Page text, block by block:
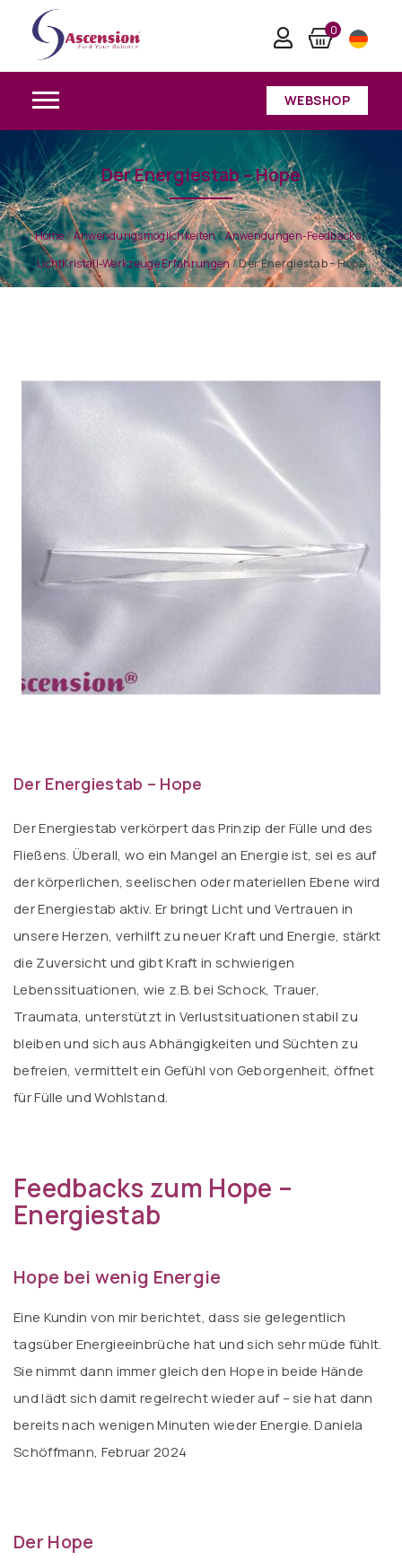
0
WEBSHOP
Der Energiestab – Hope
Home/Anwendungsmöglichkeiten/Anwendungen-Feedbacks/
LichtKristall-Werkzeuge Erfahrungen/Der Energiestab – Hope
Der Energiestab – Hope
Der Energiestab verkörpert das Prinzip der Fülle und des
Fließens. Überall, wo ein Mangel an Energie ist, sei es auf
der körperlichen, seelischen oder materiellen Ebene wird
der Energiestab aktiv. Er bringt Licht und Vertrauen in
unsere Herzen, verhilft zu neuer Kraft und Energie, stärkt
die Zuversicht und gibt Kraft in schwierigen
Lebenssituationen, wie z.B. bei Schock, Trauer,
Traumata, unterstützt in Verlustsituationen stabil zu
bleiben und sich aus Abhängigkeiten und Süchten zu
befreien, vermittelt ein Gefühl von Geborgenheit, öffnet
für Fülle und Wohlstand.
Feedbacks zum Hope –
Energiestab
Hope bei wenig Energie
Eine Kundin von mir berichtet, dass sie gelegentlich
tagsüber Energieeinbrüche hat und sich sehr müde fühlt.
Sie nimmt dann immer gleich den Hope in beide Hände
und lädt sich damit regelrecht wieder auf – sie hat dann
bereits nach wenigen Minuten wieder Energie. Daniela
Schöffmann, Februar 2024
Der Hope